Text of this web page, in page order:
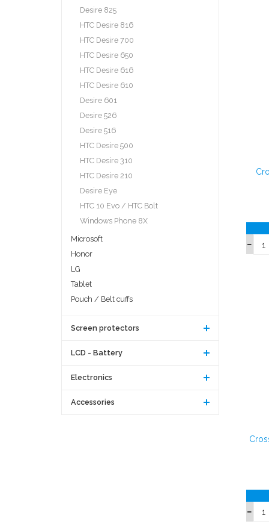
Desire 825
HTC Desire 816
HTC Desire 700
HTC Desire 650
HTC Desire 616
HTC Desire 610
Desire 601
Desire 526
Desire 516
HTC Desire 500
HTC Desire 310
HTC Desire 210
Desire Eye
HTC 10 Evo / HTC Bolt
Windows Phone 8X
Microsoft
Honor
LG
Tablet
Pouch / Belt cuffs
Screen protectors
LCD - Battery
Electronics
Accessories